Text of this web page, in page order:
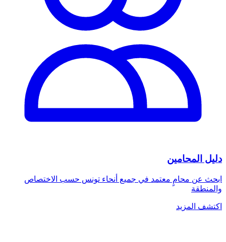
دليل المحامين
ابحث عن محامٍ معتمد في جميع أنحاء تونس حسب الاختصاص
والمنطقة
اكتشف المزيد